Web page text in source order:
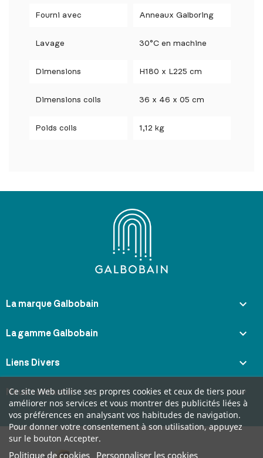
Fourni avec Anneaux Galboring
Lavage 30°C en machine
Dimensions H180 x L225 cm
Dimensions colis 36 x 46 x 05 cm
Poids colis 1,12 kg
La marque Galbobain 
La gamme Galbobain 
Liens Divers 
Nous contacter 
Ce site Web utilise ses propres cookies et ceux de tiers pour
améliorer nos services et vous montrer des publicités liées à
vos préférences en analysant vos habitudes de navigation.
Pour donner votre consentement à son utilisation, appuyez
sur le bouton Accepter.
Politique de cookies Personnaliser les cookies